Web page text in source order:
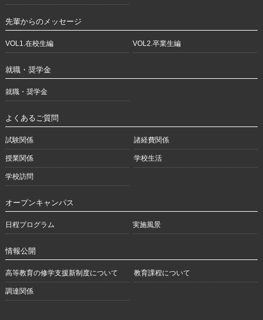
先輩からのメッセージ
VOL1.在校生編 VOL2.卒業生編
就職・奨学金
就職・奨学金
よくあるご質問
試験関係 諸経費関係
授業関係 学校生活
学校訪問
オープンキャンパス
日程プログラム 実施風景
情報公開
高等教育の修学支援新制度について 教育課程について
調達関係